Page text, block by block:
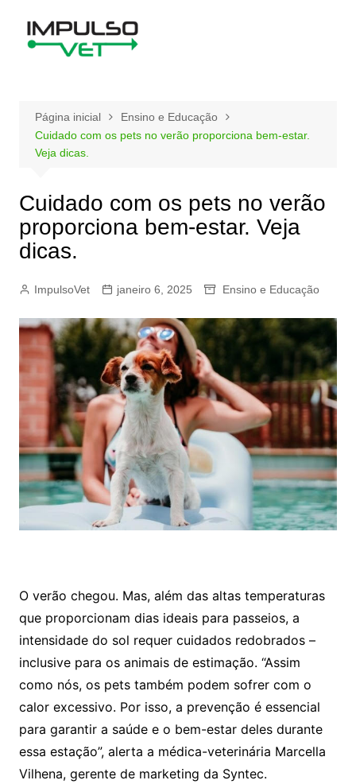
Página inicial
Ensino e Educação
Cuidado com os pets no verão proporciona bem-estar.
Veja dicas.
Cuidado com os pets no verão
proporciona bem-estar. Veja
dicas.
ImpulsoVet janeiro 6, 2025 Ensino e Educação
O verão chegou. Mas, além das altas temperaturas
que proporcionam dias ideais para passeios, a
intensidade do sol requer cuidados redobrados –
inclusive para os animais de estimação. “Assim
como nós, os pets também podem sofrer com o
calor excessivo. Por isso, a prevenção é essencial
para garantir a saúde e o bem-estar deles durante
essa estação”, alerta a médica-veterinária Marcella
Vilhena, gerente de marketing da Syntec.